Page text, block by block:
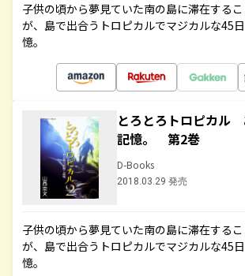
子供の頃から夢見ていた南の島に滞在する
が、島で出合うトロピカルでマジカルな45
憶。
とろとろトロピカル
記憶。 第2巻
D-Books
2018.03.29 発売
子供の頃から夢見ていた南の島に滞在する
が、島で出合うトロピカルでマジカルな45
憶。